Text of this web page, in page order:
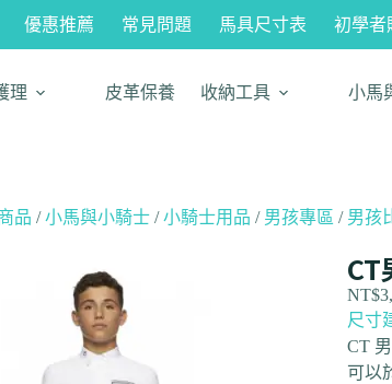
優惠推薦 常見問題 馬具尺寸表 初學者
理 皮革保養 收納工具 小馬
品 /小馬與小騎士 /小騎士用品 / 男孩專區 / 男孩
NT$
尺寸
CT
可以